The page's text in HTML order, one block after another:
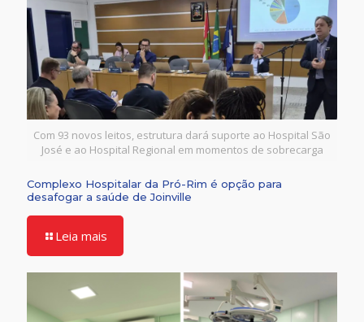
Com 93 novos leitos, estrutura dará suporte ao Hospital São
José e ao Hospital Regional em momentos de sobrecarga
Complexo Hospitalar da Pró-Rim é opção para
desafogar a saúde de Joinville
Leia mais